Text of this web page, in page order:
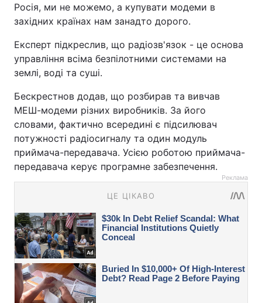
Росія, ми не можемо, а купувати модеми в
захiдних країнах нам занадто дорого.
Експерт підкреслив, що радіозв'язок - це основа
управління всіма безпілотними системами на
землі, воді та суші.
Бескрестнов додав, що розбирав та вивчав
МЕШ-модеми різних виробників. За його
словами, фактично всередині є підсилювач
потужності радіосигналу та один модуль
приймача-передавача. Усією роботою приймача-
передавача керує програмне забезпечення.
Реклама